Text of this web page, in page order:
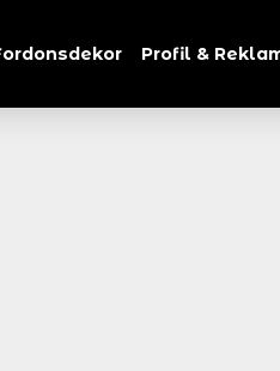
Profil &